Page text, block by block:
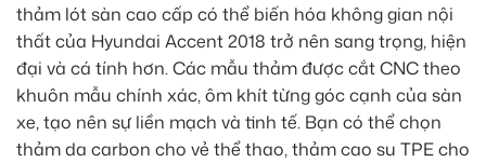
thảm lót sàn cao cấp có thể biến hóa không gian nội
thất của Hyundai Accent 2018 trở nên sang trọng, hiện
đại và cá tính hơn. Các mẫu thảm được cắtCNCtheo
khuôn mẫu chính xác, ôm khít từng góc cạnh của sàn
xe, tạo nên sự liền mạch và tinh tế. Bạn có thể chọn
thảm da carbon cho vẻ thể thao, thảm cao su TPE cho